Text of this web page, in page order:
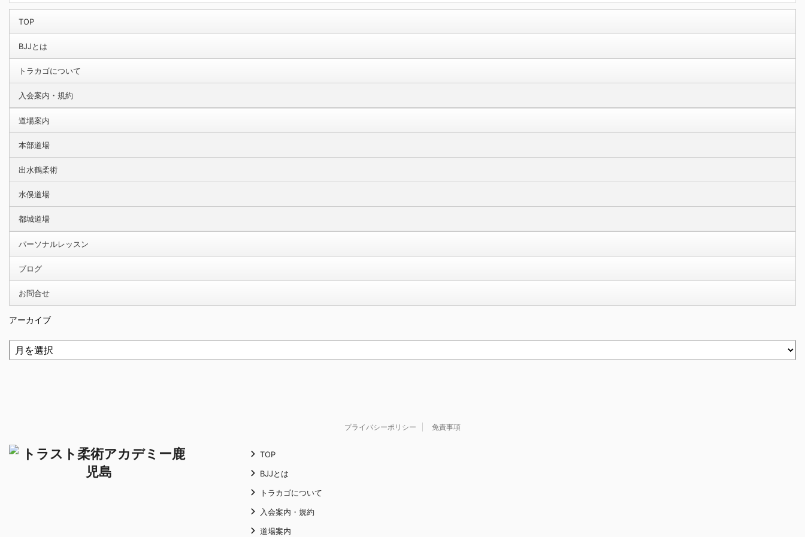
TOP
BJJとは
トラカゴについて
入会案内・規約
道場案内
本部道場
出水鶴柔術
水俣道場
都城道場
パーソナルレッスン
ブログ
お問合せ
アーカイブ
プライバシーポリシー 免責事項
TOP
BJJとは
トラカゴについて
入会案内・規約
道場案内